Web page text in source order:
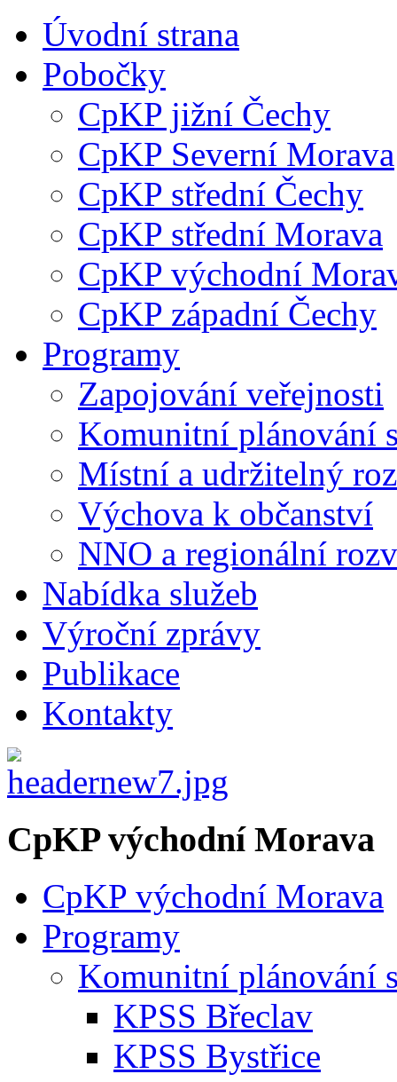
Úvodní strana
Pobočky
CpKP jižní Čechy
CpKP Severní Morava
CpKP střední Čechy
CpKP střední Morava
CpKP východní
CpKP západní Čechy
Programy
Zapojování veřejnosti
Komunitní plánování
Místní a udržitelný
Výchova k občanství
NNO a regionální
Nabídka služeb
Výroční zprávy
Publikace
Kontakty
CpKP východní Morava
CpKP východní Morava
Programy
Komunitní plánování
KPSS Břeclav
KPSS Bystřice